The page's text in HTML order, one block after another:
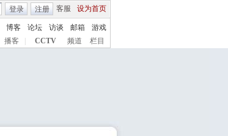
客服 设为首页
登录 注册
博客 论坛 访谈 邮箱
游戏
播客 CCTV 频道 栏目